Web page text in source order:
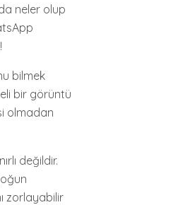
neler olup
bilmek
bir görüntü
olmadan
değildir.
zorlayabilir